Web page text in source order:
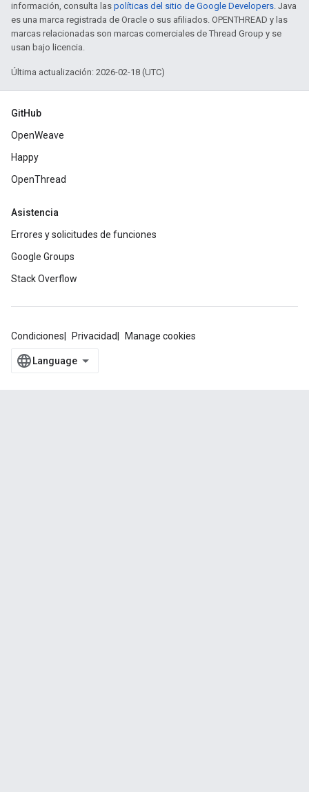
información, consulta las políticas del sitio de Google Developers. Java
es una marca registrada de Oracle o sus afiliados. OPENTHREAD y las
marcas relacionadas son marcas comerciales de Thread Group y se
usan bajo licencia.
Última actualización: 2026-02-18 (UTC)
GitHub
OpenWeave
Happy
OpenThread
Asistencia
Errores y solicitudes de funciones
Google Groups
Stack Overflow
Condiciones Privacidad Manage cookies